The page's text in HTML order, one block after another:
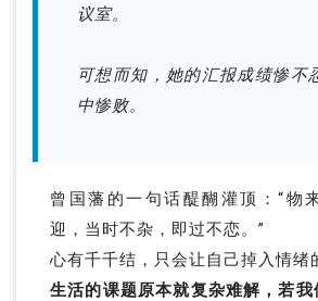
议室。
可想而知，她的汇报成绩惨不
中惨败。
曾国藩的一句话醍醐灌顶：“物
迎，当时不杂，即过不恋。”
心有千千结，只会让自己掉入情绪
生活的课题原本就复杂难解，若